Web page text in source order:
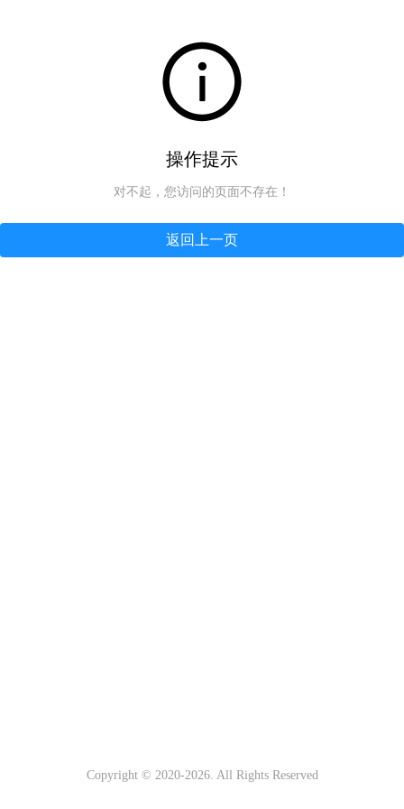
操作提示
对不起，您访问的页面不存在！
返回上一页
Copyright © 2020-2026. All Rights Reserved